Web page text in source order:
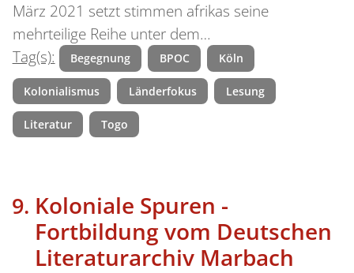
März 2021 setzt stimmen afrikas seine
mehrteilige Reihe unter dem…
Tag(s):
Begegnung BPOC Köln
Kolonialismus Länderfokus Lesung
Literatur Togo
Koloniale Spuren -
Fortbildung vom Deutschen
Literaturarchiv Marbach